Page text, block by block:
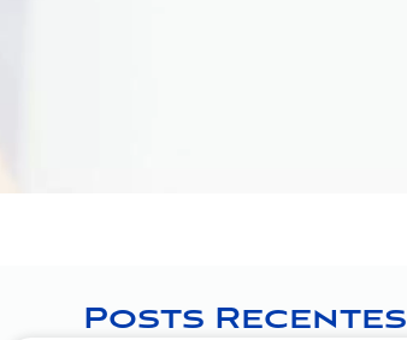
Posts Recentes